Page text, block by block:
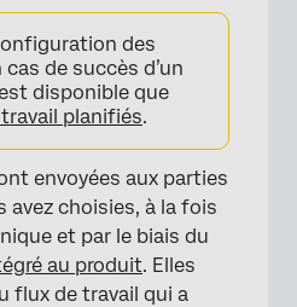
des
de succès d’un
disponible que
planifiés.
envoyées aux parties
avez choisies, à la fois
et par le biais du
au produit. Elles
flux de travail qui a